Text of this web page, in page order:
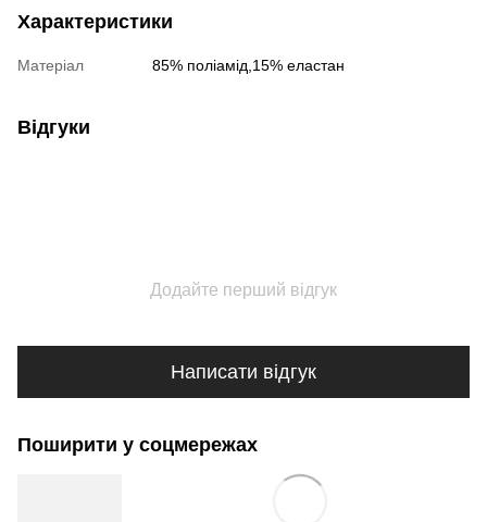
Характеристики
Матеріал 85% поліамід,15% еластан
Відгуки
Додайте перший відгук
Написати відгук
Поширити у соцмережах